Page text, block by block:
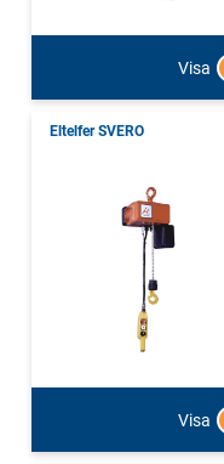
Visa
Eltelfer SVERO
Visa